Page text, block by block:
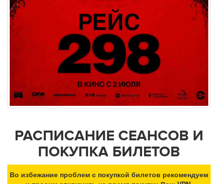
РАСПИСАНИЕ СЕАНСОВ И
ПОКУПКА БИЛЕТОВ
Во избежание проблем с покупкой билетов рекомендуем